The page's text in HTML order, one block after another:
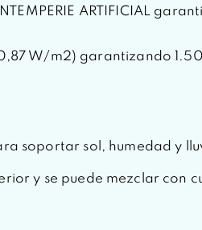
ARTIFICIAL
(0,87 W/m2) garantizando
soportar sol, humedad y
y se puede mezclar con